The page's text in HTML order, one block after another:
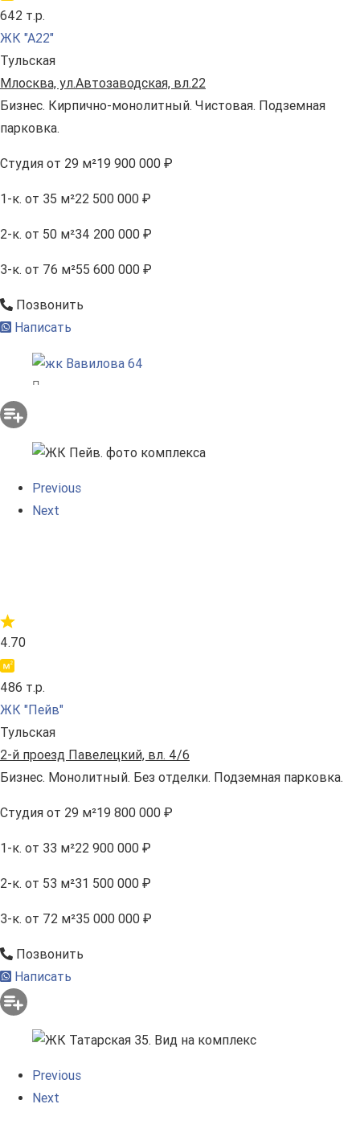
642 т.р.
ЖК "А22"
Тульская
Млосква, ул.Автозаводская, вл.22
Бизнес. Кирпично-монолитный. Чистовая. Подземная
парковка.
Студия от 29 м²19 900 000 ₽
1-к. от 35 м²22 500 000 ₽
2-к. от 50 м²34 200 000 ₽
3-к. от 76 м²55 600 000 ₽
Позвонить
Написать
Previous
Next
4.70
486 т.р.
ЖК "Пейв"
Тульская
2-й проезд Павелецкий, вл. 4/6
Бизнес. Монолитный. Без отделки. Подземная парковка.
Студия от 29 м²19 800 000 ₽
1-к. от 33 м²22 900 000 ₽
2-к. от 53 м²31 500 000 ₽
3-к. от 72 м²35 000 000 ₽
Позвонить
Написать
Previous
Next